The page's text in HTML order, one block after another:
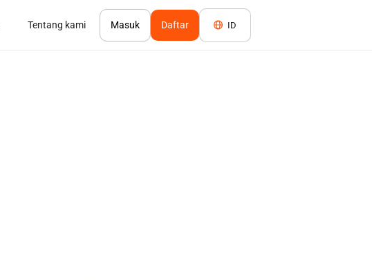
Tentang kami Masuk Daftar ID